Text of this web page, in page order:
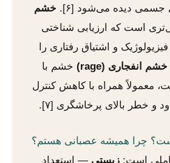
جسمی دیده می‌شود [۶].
خشم
است که ارزیابی شناختی
و اشتیاق رفتاری را
خشم انفجاری (rage)
خشم با
معمولاً همراه با کاهش کنترل
و خطر بالای پرخاشگری [۷].
است: زیستی — استعداد